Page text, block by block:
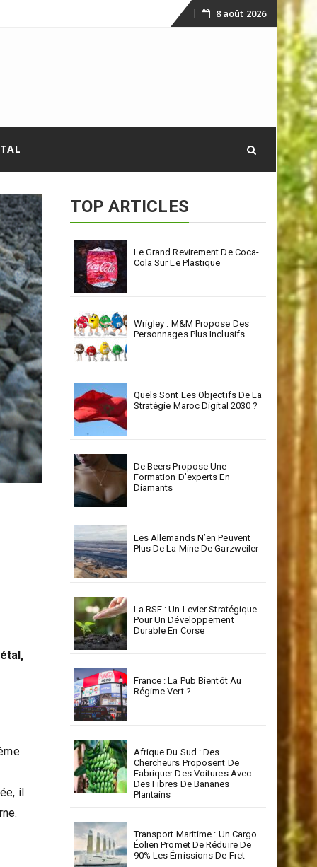
Skip
8 août 2026
il
TOP ARTICLES
Le Grand Revirement De Coca-
Cola Sur Le Plastique
Wrigley : M&M Propose Des
Personnages Plus Inclusifs
Quels Sont Les Objectifs De La
Stratégie Maroc Digital 2030 ?
De Beers Propose Une
Formation D’experts En
Diamants
Les Allemands N’en Peuvent
Plus De La Mine De Garzweiler
La RSE : Un Levier Stratégique
Pour Un Développement
Durable En Corse
France : La Pub Bientôt Au
Régime Vert ?
Afrique Du Sud : Des
Chercheurs Proposent De
Fabriquer Des Voitures Avec
Des Fibres De Bananes
Plantains
Transport Maritime : Un Cargo
Éolien Promet De Réduire De
90% Les Émissions De Fret